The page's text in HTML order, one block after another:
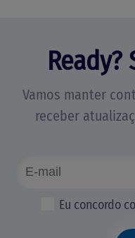
Vamos manter
receber
Eu concordo